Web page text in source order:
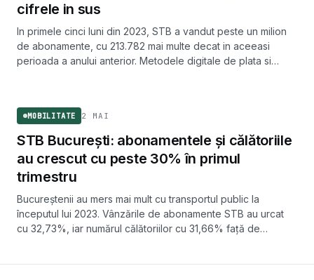
cifrele in sus
In primele cinci luni din 2023, STB a vandut peste un milion
de abonamente, cu 213.782 mai multe decat in aceeasi
perioada a anului anterior. Metodele digitale de plata si
MOBILITATE 2 MAI
STB București: abonamentele și călătoriile
au crescut cu peste 30% în primul
trimestru
Bucureștenii au mers mai mult cu transportul public la
începutul lui 2023. Vânzările de abonamente STB au urcat
cu 32,73%, iar numărul călătoriilor cu 31,66% față de